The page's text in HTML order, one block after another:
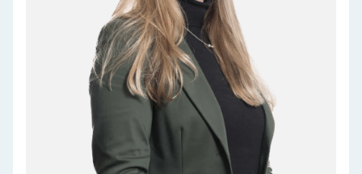
Na binnenkomst in het appartement word je
verwelkomd door een langwerpige entreehal die
toegang biedt tot meerdere vertrekken. De
woonkamer vormt het hart van het appartement.
Deze kamer is afgewerkt met een nette vloer en
strakke wanden. Dankzij de grote raampartijen en
schuifpui naar het balkon voelt de woonkamer
heerlijk licht en ruimtelijk aan.